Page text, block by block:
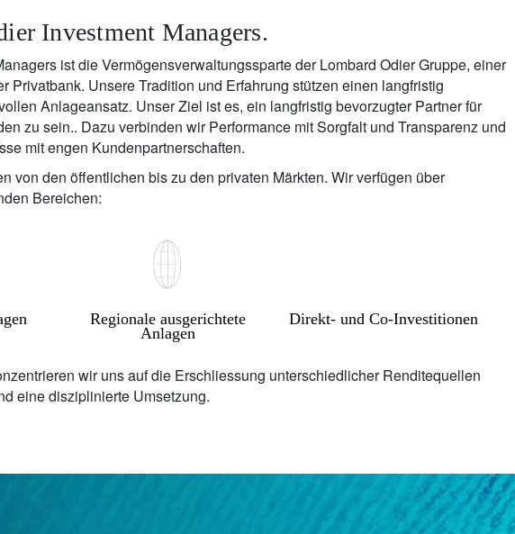
Investment Managers.
ist die Vermögensverwaltungssparte der Lombard Odier Gruppe, einer
Privatbank. Unsere Tradition und Erfahrung stützen einen langfristig
Anlageansatz. Unser Ziel ist es, ein langfristig bevorzugter Partner für
zu sein.. Dazu verbinden wir Performance mit Sorgfalt und Transparenz und
mit engen Kundenpartnerschaften.
von den öffentlichen bis zu den privaten Märkten. Wir verfügen über
Bereichen:
Regionale ausgerichtete
Anlagen
Direkt- und Co-Investitionen
wir uns auf die Erschliessung unterschiedlicher Renditequellen
eine disziplinierte Umsetzung.